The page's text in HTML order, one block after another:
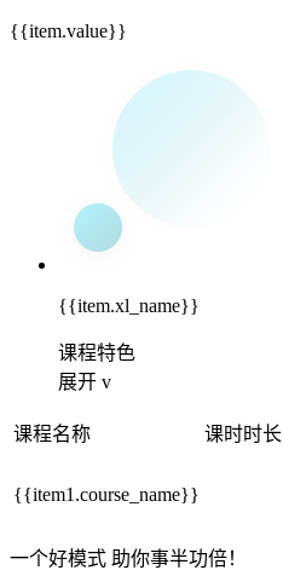
{{item.value}}
{{item.xl_name}}
课程特色
展开 v
课程名称 课时时长
{{item1.course_name}}
一个好模式 助你事半功倍！